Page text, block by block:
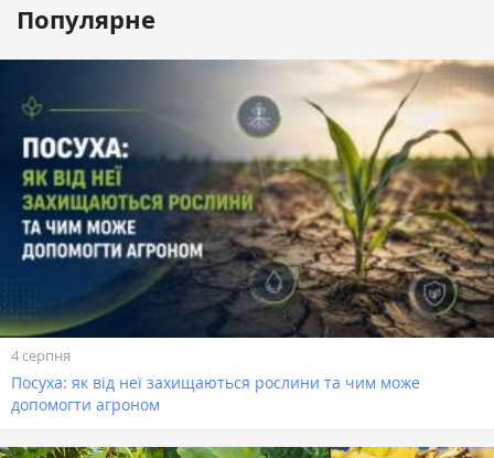
Популярне
4 серпня
Посуха: як від неї захищаються рослини та чим може
допомогти агроном